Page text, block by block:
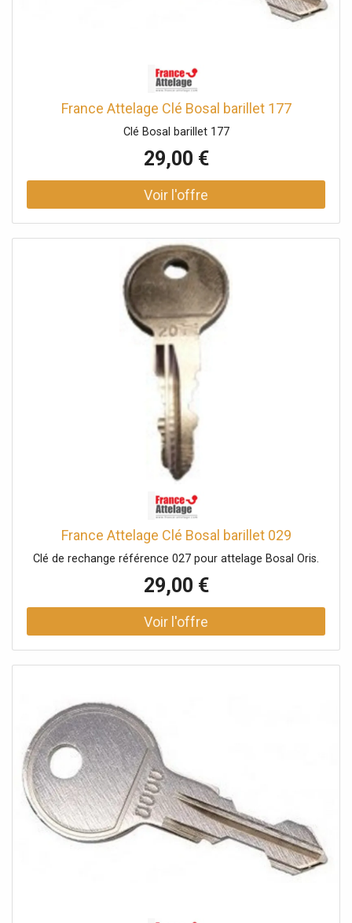
France Attelage Clé Bosal barillet 177
Clé Bosal barillet 177
29,00 €
France Attelage Clé Bosal barillet 029
Clé de rechange référence 027 pour attelage Bosal Oris.
29,00 €